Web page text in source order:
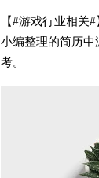
【#游戏行业相关
小编整理的简历
考。